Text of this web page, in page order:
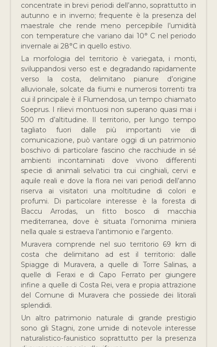
concentrate in brevi periodi dell’anno, soprattutto in
autunno e in inverno; frequente è la presenza del
maestrale che rende meno percepibile l’umidità
con temperature che variano dai 10° C nel periodo
invernale ai 28°C in quello estivo.
La morfologia del territorio è variegata, i monti,
sviluppandosi verso est e degradando rapidamente
verso la costa, delimitano pianure d’origine
alluvionale, solcate da fiumi e numerosi torrenti tra
cui il principale è il Flumendosa, un tempo chiamato
Soeprus. I rilievi montuosi non superano quasi mai i
500 m d’altitudine. Il territorio, per lungo tempo
tagliato fuori dalle più importanti vie di
comunicazione, può vantare oggi di un patrimonio
boschivo di particolare fascino che racchiude in sé
ambienti incontaminati dove vivono differenti
specie di animali selvatici tra cui cinghiali, cervi e
aquile reali e dove la flora nei vari periodi dell’anno
riserva ai visitatori una moltitudine di colori e
profumi. Di particolare interesse è la foresta di
Baccu Arrodas, un fitto bosco di macchia
mediterranea, dove è situata l’omonima miniera
nella quale si estraeva l’antimonio e l’argento.
Muravera comprende nel suo territorio 69 km di
costa che delimitano ad est il territorio: dalle
Spiagge di Muravera, a quelle di Torre Salinas, a
quelle di Feraxi e di Capo Ferrato per giungere
infine a quelle di Costa Rei, vera e propia attrazione
del Comune di Muravera che possiede dei litorali
splendidi.
Un altro patrimonio naturale di grande prestigio
sono gli Stagni, zone umide di notevole interesse
naturalistico-faunistico soprattutto per la presenza